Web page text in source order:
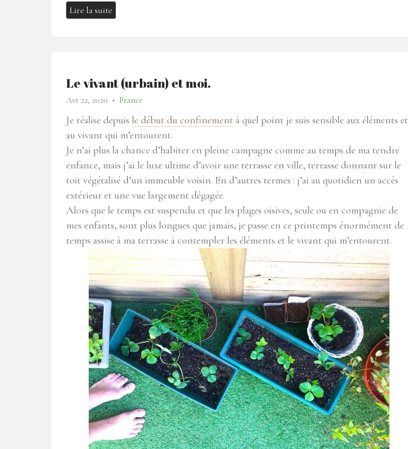
Lire la suite
Le vivant (urbain) et moi.
Avr 22, 2020 ● France
Je réalise depuis le début du confinement à quel point je suis sensible aux éléments et
au vivant qui m’entourent.
Je n’ai plus la chance d’habiter en pleine campagne comme au temps de ma tendre
enfance, mais j’ai le luxe ultime d’avoir une terrasse en ville, terrasse donnant sur le
toit végétalisé d’un immeuble voisin. En d’autres termes : j’ai au quotidien un accès
extérieur et une vue largement dégagée.
Alors que le temps est suspendu et que les plages oisives, seule ou en compagnie de
mes enfants, sont plus longues que jamais, je passe en ce printemps énormément de
temps assise à ma terrasse à contempler les éléments et le vivant qui m’entourent.